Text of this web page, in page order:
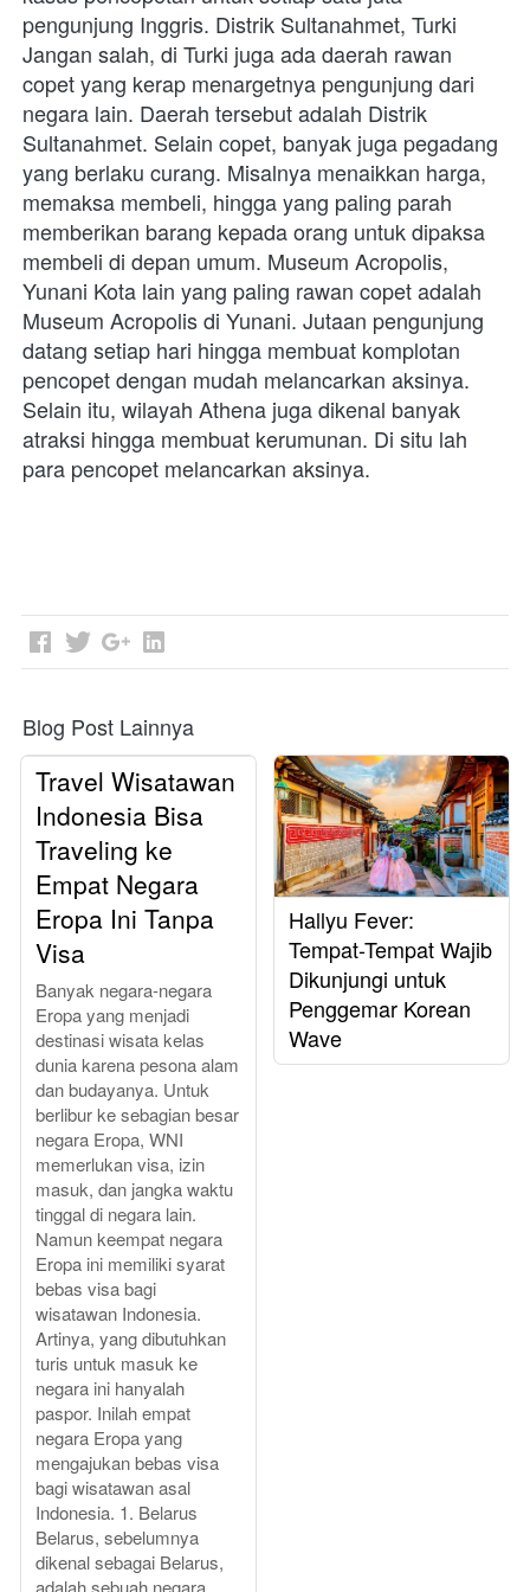
pengunjung Inggris. Distrik Sultanahmet, Turki
Jangan salah, di Turki juga ada daerah rawan
copet yang kerap menargetnya pengunjung dari
negara lain. Daerah tersebut adalah Distrik
Sultanahmet. Selain copet, banyak juga pegadang
yang berlaku curang. Misalnya menaikkan harga,
memaksa membeli, hingga yang paling parah
memberikan barang kepada orang untuk dipaksa
membeli di depan umum. Museum Acropolis,
Yunani Kota lain yang paling rawan copet adalah
Museum Acropolis di Yunani. Jutaan pengunjung
datang setiap hari hingga membuat komplotan
pencopet dengan mudah melancarkan aksinya.
Selain itu, wilayah Athena juga dikenal banyak
atraksi hingga membuat kerumunan. Di situ lah
para pencopet melancarkan aksinya.
Blog Post Lainnya
Travel Wisatawan
Indonesia Bisa
Traveling ke
Empat Negara
Eropa Ini Tanpa
Visa
Banyak negara-negara
Eropa yang menjadi
destinasi wisata kelas
dunia karena pesona alam
dan budayanya. Untuk
berlibur ke sebagian besar
negara Eropa, WNI
memerlukan visa, izin
masuk, dan jangka waktu
tinggal di negara lain.
Namun keempat negara
Eropa ini memiliki syarat
bebas visa bagi
wisatawan Indonesia.
Artinya, yang dibutuhkan
turis untuk masuk ke
negara ini hanyalah
paspor. Inilah empat
negara Eropa yang
mengajukan bebas visa
bagi wisatawan asal
Indonesia. 1. Belarus
Belarus, sebelumnya
dikenal sebagai Belarus,
Hallyu Fever:
Tempat-Tempat Wajib
Dikunjungi untuk
Penggemar Korean
Wave